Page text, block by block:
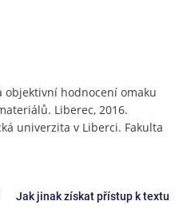
objektivní hodnocení omaku
Liberec, 2016.
univerzita v Liberci. Fakulta
Jak jinak získat přístup k textu